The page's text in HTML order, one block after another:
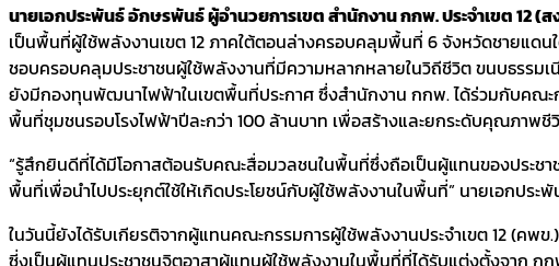
นายเอกประพันธ์ อักษรพันธ์ ผู้อำนวยการเขต สำนักงาน กกพ. ประจำเขต 12 (
เป็นพื้นที่ผู้ใช้พลังงานเขต 12 ภาคใต้ตอนล่างครอบคลุมพื้นที่ 6 จังหวัดชายแด
ชอบครอบคลุมประชาชนผู้ใช้พลังงานที่มีความหลากหลายในวิถีชีวิต ขนบธรรม
ยังมีกองทุนพัฒนาไฟฟ้าในเขตพื้นที่ประกาศ ซึ่งสำนักงาน กกพ. ได้ร่วมกับคณ
พื้นที่ชุมชนรอบโรงไฟฟ้าปีละกว่า 100 ล้านบาท เพื่อสร้างและยกระดับคุณภาพ
“รู้สึกยินดีที่ได้มีโอกาสต้อนรับคณะสื่อมวลชนในพื้นที่ซึ่งถือเป็นผู้แทนของประ
พื้นที่เพื่อนำไปประยุกต์ใช้ให้เกิดประโยชน์กับผู้ใช้พลังงานในพื้นที่” นายเอกประ
ในวันนี้ยังได้รับเกียรติจากผู้แทนคณะกรรมการผู้ใช้พลังงานประจำเขต 12 (คพข
ซี่งเป็นผู้แทนประชาชนจิตอาสาผู้แทนผู้ใช้พลังงานในพื้นที่ที่ได้รับแต่งตั้งจาก